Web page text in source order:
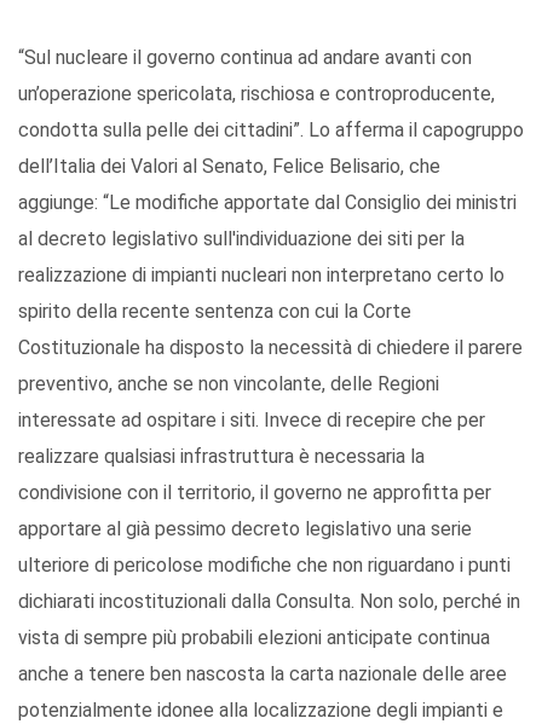
“Sul nucleare il governo continua ad andare avanti con
un’operazione spericolata, rischiosa e controproducente,
condotta sulla pelle dei cittadini”. Lo afferma il capogruppo
dell’Italia dei Valori al Senato, Felice Belisario, che
aggiunge: “Le modifiche apportate dal Consiglio dei ministri
al decreto legislativo sull'individuazione dei siti per la
realizzazione di impianti nucleari non interpretano certo lo
spirito della recente sentenza con cui la Corte
Costituzionale ha disposto la necessità di chiedere il parere
preventivo, anche se non vincolante, delle Regioni
interessate ad ospitare i siti. Invece di recepire che per
realizzare qualsiasi infrastruttura è necessaria la
condivisione con il territorio, il governo ne approfitta per
apportare al già pessimo decreto legislativo una serie
ulteriore di pericolose modifiche che non riguardano i punti
dichiarati incostituzionali dalla Consulta. Non solo, perché in
vista di sempre più probabili elezioni anticipate continua
anche a tenere ben nascosta la carta nazionale delle aree
potenzialmente idonee alla localizzazione degli impianti e